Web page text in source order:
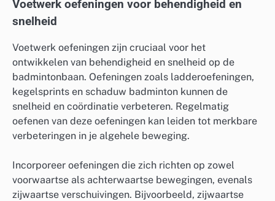
Voetwerk oefeningen voor behendigheid en
snelheid
Voetwerk oefeningen zijn cruciaal voor het
ontwikkelen van behendigheid en snelheid op de
badmintonbaan. Oefeningen zoals ladderoefeningen,
kegelsprints en schaduw badminton kunnen de
snelheid en coördinatie verbeteren. Regelmatig
oefenen van deze oefeningen kan leiden tot merkbare
verbeteringen in je algehele beweging.
Incorporeer oefeningen die zich richten op zowel
voorwaartse als achterwaartse bewegingen, evenals
zijwaartse verschuivingen. Bijvoorbeeld, zijwaartse